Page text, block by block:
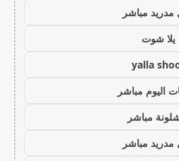
مدريد مباشر
يلا شوت
yalla
اليوم مباشر
مباشر
مدريد مباشر